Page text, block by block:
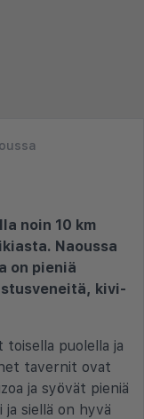
noin 10 km
Naoussa
on pieniä
kivi-
puolella ja
tavernit ovat
ja syövät pieniä
ja siellä on hyvä